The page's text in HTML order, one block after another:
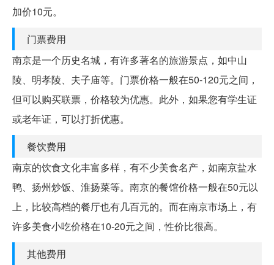
加价10元。
门票费用
南京是一个历史名城，有许多著名的旅游景点，如中山
陵、明孝陵、夫子庙等。门票价格一般在50-120元之间，
但可以购买联票，价格较为优惠。此外，如果您有学生证
或老年证，可以打折优惠。
餐饮费用
南京的饮食文化丰富多样，有不少美食名产，如南京盐水
鸭、扬州炒饭、淮扬菜等。南京的餐馆价格一般在50元以
上，比较高档的餐厅也有几百元的。而在南京市场上，有
许多美食小吃价格在10-20元之间，性价比很高。
其他费用